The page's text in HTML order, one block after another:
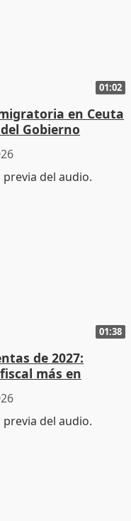
01:02
en Ceuta
Gobierno
01:38
de 2027:
más en